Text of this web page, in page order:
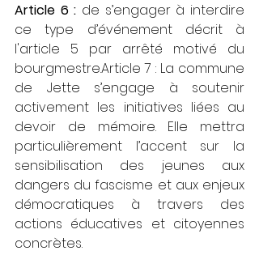
Article 6 : de s’engager à interdire
ce type d’événement décrit à
l'article 5 par arrêté motivé du
bourgmestre.Article 7 : La commune
de Jette s’engage à soutenir
activement les initiatives liées au
devoir de mémoire. Elle mettra
particulièrement l’accent sur la
sensibilisation des jeunes aux
dangers du fascisme et aux enjeux
démocratiques à travers des
actions éducatives et citoyennes
concrètes.